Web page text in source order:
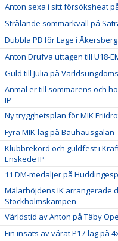
Anton sexa i sitt försöksheat
Strålande sommarkväll på
Dubbla PB för Lage i
Anton Drufva uttagen till U18-
Guld till Julia på
Anmäl er till sommarens och
IP
Ny trygghetsplan för MIK
Fyra MIK-lag på Bauhausgalan
Klubbrekord och guldfest i
Enskede IP
11 DM-medaljer på
Mälarhöjdens IK arrangerade
Stockholmskampen
Världstid av Anton på Täby
Fin insats av vårat P17-lag på